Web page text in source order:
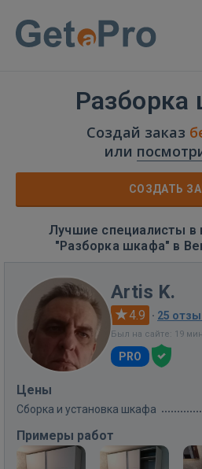
Создай заказ
или
СОЗДАТЬ
Лучшие специалисты в
"Разборка шкафа" в
Artis K.
4.9 · 25
Был на сайте: 19
PRO
Цены
Сборка и установка шкафа
Примеры работ